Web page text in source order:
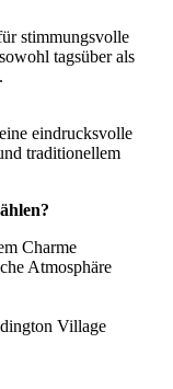
stimmungsvolle
tagsüber als
eindrucksvolle
traditionellem
Charme
Atmosphäre
Village